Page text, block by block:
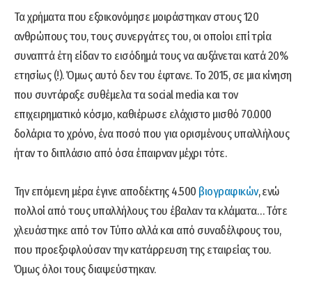
Τα χρήματα που εξοικονόμησε μοιράστηκαν στους 120
ανθρώπους του, τους συνεργάτες του, οι οποίοι επί τρία
συναπτά έτη είδαν το εισόδημά τους να αυξάνεται κατά 20%
ετησίως (!). Όμως αυτό δεν του έφτανε. Το 2015, σε μια κίνηση
που συντάραξε συθέμελα τα social media και τον
επιχειρηματικό κόσμο, καθιέρωσε ελάχιστο μισθό 70.000
δολάρια το χρόνο, ένα ποσό που για ορισμένους υπαλλήλους
ήταν το διπλάσιο από όσα έπαιρναν μέχρι τότε.
Την επόμενη μέρα έγινε αποδέκτης 4.500 βιογραφικών, ενώ
πολλοί από τους υπαλλήλους του έβαλαν τα κλάματα… Τότε
χλευάστηκε από τον Τύπο αλλά και από συναδέλφους του,
που προεξοφλούσαν την κατάρρευση της εταιρείας του.
Όμως όλοι τους διαψεύστηκαν.